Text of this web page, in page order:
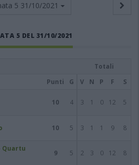
5 31/10/2021
5 DEL 31/10/2021
Totali
Punti G V N P F S
10 4 3 1 0 12 5
10 5 3 1 1 9 8
Quartu
9 5 2 3 0 12 8